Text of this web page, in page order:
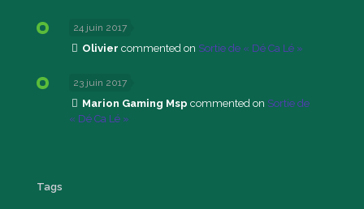
24 juin 2017
Olivier commented on Sortie de « Dé Ca Lé »
23 juin 2017
Marion Gaming Msp commented on Sortie de
« Dé Ca Lé »
Tags